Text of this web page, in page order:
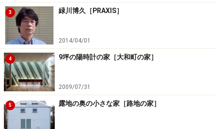
3 緑川博久［PRAXIS］
2014/04/01
4 9坪の陽時計の家［大和町の家］
2009/07/31
5 露地の奥の小さな家［路地の家］